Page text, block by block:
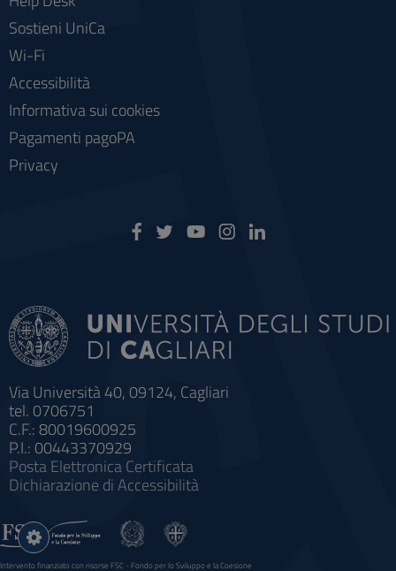
Via Università 40, 09124, Cagliari
tel. 0706751
C.F.: 80019600925
P.I.: 00443370929
Posta Elettronica Certificata
Dichiarazione di Accessibilità
Sostieni UniCa
Wi-Fi
Accessibilità
Informativa sui cookies
Pagamenti pagoPA
Privacy
Intervento finanziato con risorse FSC - Fondo per lo Sviluppo e la Coesione
Impostazioni
cookie